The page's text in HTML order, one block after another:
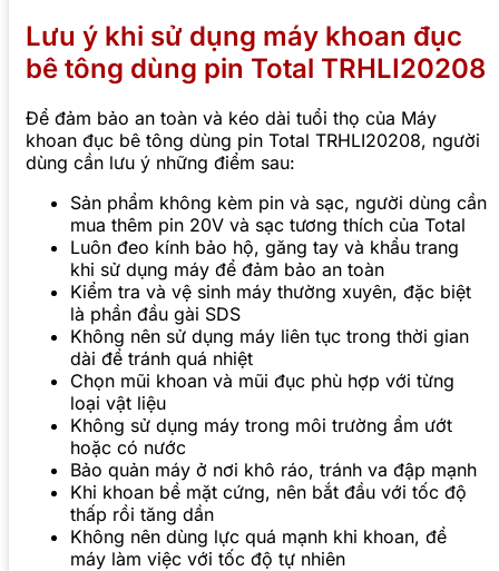
Lưu ý khi sử dụng máy khoan đục
bê tông dùng pin Total TRHLI20208
Để đảm bảo an toàn và kéo dài tuổi thọ của Máy
khoan đục bê tông dùng pin Total TRHLI20208, người
dùng cần lưu ý những điểm sau:
Sản phẩm không kèm pin và sạc, người dùng cần
mua thêm pin 20V và sạc tương thích của Total
Luôn đeo kính bảo hộ, găng tay và khẩu trang
khi sử dụng máy để đảm bảo an toàn
Kiểm tra và vệ sinh máy thường xuyên, đặc biệt
là phần đầu gài SDS
Không nên sử dụng máy liên tục trong thời gian
dài để tránh quá nhiệt
Chọn mũi khoan và mũi đục phù hợp với từng
loại vật liệu
Không sử dụng máy trong môi trường ẩm ướt
hoặc có nước
Bảo quản máy ở nơi khô ráo, tránh va đập mạnh
Khi khoan bề mặt cứng, nên bắt đầu với tốc độ
thấp rồi tăng dần
Không nên dùng lực quá mạnh khi khoan, để
máy làm việc với tốc độ tự nhiên